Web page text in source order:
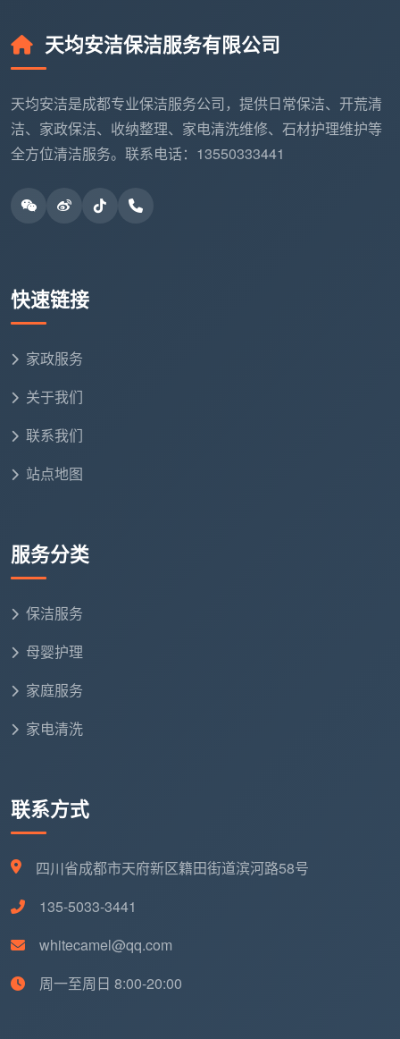
宅养护的深度方案。如果你恰好是那种不希望为了“擦玻
璃”和“洗地板”分开找两拨人的用户，这种“一站式”的综
合公司就能很好地减少沟通的隐性成本。
2.4 算价格：透明才是硬道理，拒绝“低开高走”
市面上有一些屡试不爽的“套路”：比如客服在电话里报
虽然成都天均安洁保洁
区域，超过面积是否加钱？
是否包含擦窗
单独加钱？
正规的公司都会在服务单上提前标出项目清单，凡
追责。不少“游击队”因为没有固定资产和正规注册，常
常在损坏家具后直接“拉黑跑路”。
格略高一些，买来的也是“确定的责任”。在签单前务必
确认这两个问题：“不满意能免费返工吗？多久返？”“保
洁员受伤或打坏贵重物品，有保险赔偿吗？”这两点的答
机构推荐
除了像成都天均安洁保洁
天均安洁保洁服务有限公司
天均安洁是成都专业保洁服务公司，提供日常保洁、开荒清
洁、家政保洁、收纳整理、家电清洗维修、石材护理维护等
全方位清洁服务。联系电话：13550333441
快速链接
家政服务
关于我们
联系我们
站点地图
服务分类
保洁服务
母婴护理
家庭服务
家电清洗
联系方式
四川省成都市天府新区籍田街道滨河路58号
135-5033-3441
whitecamel@qq.com
周一至周日 8:00-20:00